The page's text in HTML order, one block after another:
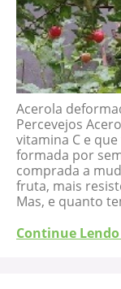
Acerola
Percevejos
vitamina C e
formada por
comprada a
fruta, mais
Mas, e quanto
Continue